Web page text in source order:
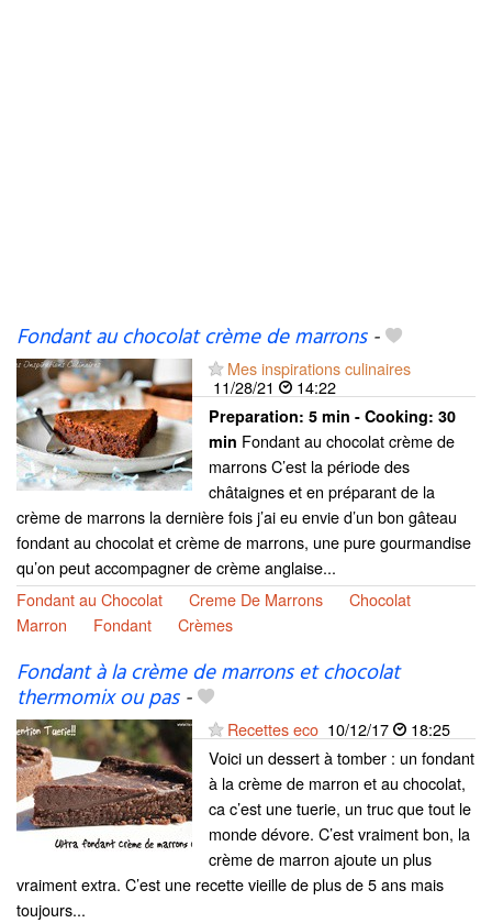
Fondant au chocolat crème de marrons-
Mes inspirations culinaires
11/28/21
14:22
Preparation: 5 min - Cooking: 30
min Fondant au chocolat crème de
marrons C’est la période des
châtaignes et en préparant de la
crème de marrons la dernière fois j’ai eu envie d’un bon gâteau
fondant au chocolat et crème de marrons, une pure gourmandise
qu’on peut accompagner de crème anglaise...
Fondant au Chocolat
Creme De Marrons
Chocolat
Marron
Fondant Crèmes
Fondant à la crème de marrons et chocolat
thermomix ou pas-
Recettes eco 10/12/17
18:25
Voici un dessert à tomber : un fondant
à la crème de marron et au chocolat,
ca c’est une tuerie, un truc que tout le
monde dévore. C’est vraiment bon, la
crème de marron ajoute un plus
vraiment extra. C’est une recette vieille de plus de 5 ans mais
toujours...